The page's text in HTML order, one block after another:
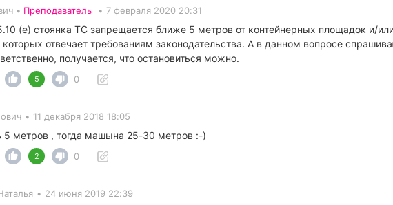
• Преподаватель • 7 февраля 2020 20:31
(е) стоянка ТС запрещается ближе 5 метров от контейнерных площадок и/
которых отвечает требованиям законодательства. А в данном вопросе
получается, что остановиться можно.
5 0
• 11 декабря 2018 18:05
5 метров , тогда машына 25-30 метров :-)
2 0
• 24 июня 2019 22:39